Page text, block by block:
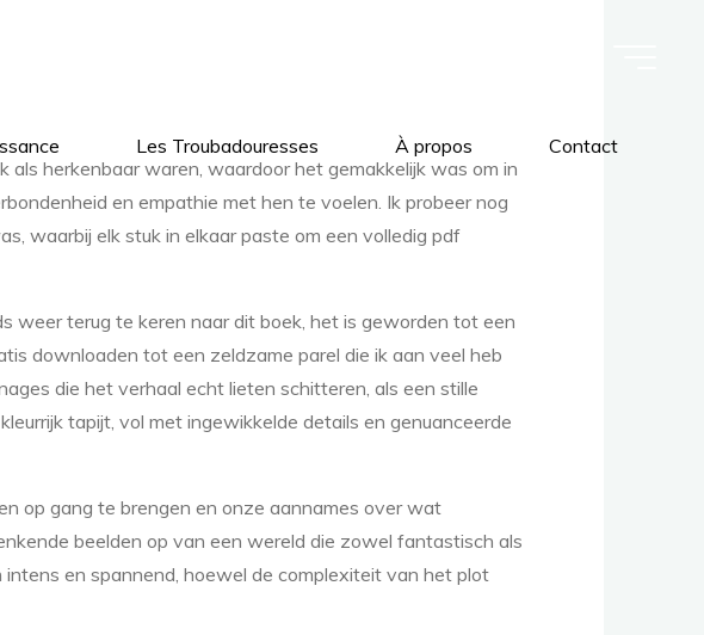
Les Troubadouresses À propos Contact
herkenbaar waren, waardoor het gemakkelijk was om in
en empathie met hen te voelen. Ik probeer nog
waarbij elk stuk in elkaar paste om een volledig pdf
weer terug te keren naar dit boek, het is geworden tot een
downloaden tot een zeldzame parel die ik aan veel heb
die het verhaal echt lieten schitteren, als een stille
tapijt, vol met ingewikkelde details en genuanceerde
op gang te brengen en onze aannames over wat
beelden op van een wereld die zowel fantastisch als
en spannend, hoewel de complexiteit van het plot